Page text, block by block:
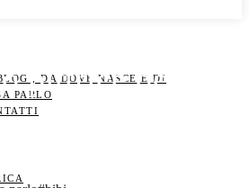
, DA DOVE NASCE E DI
PARLOpittrice del